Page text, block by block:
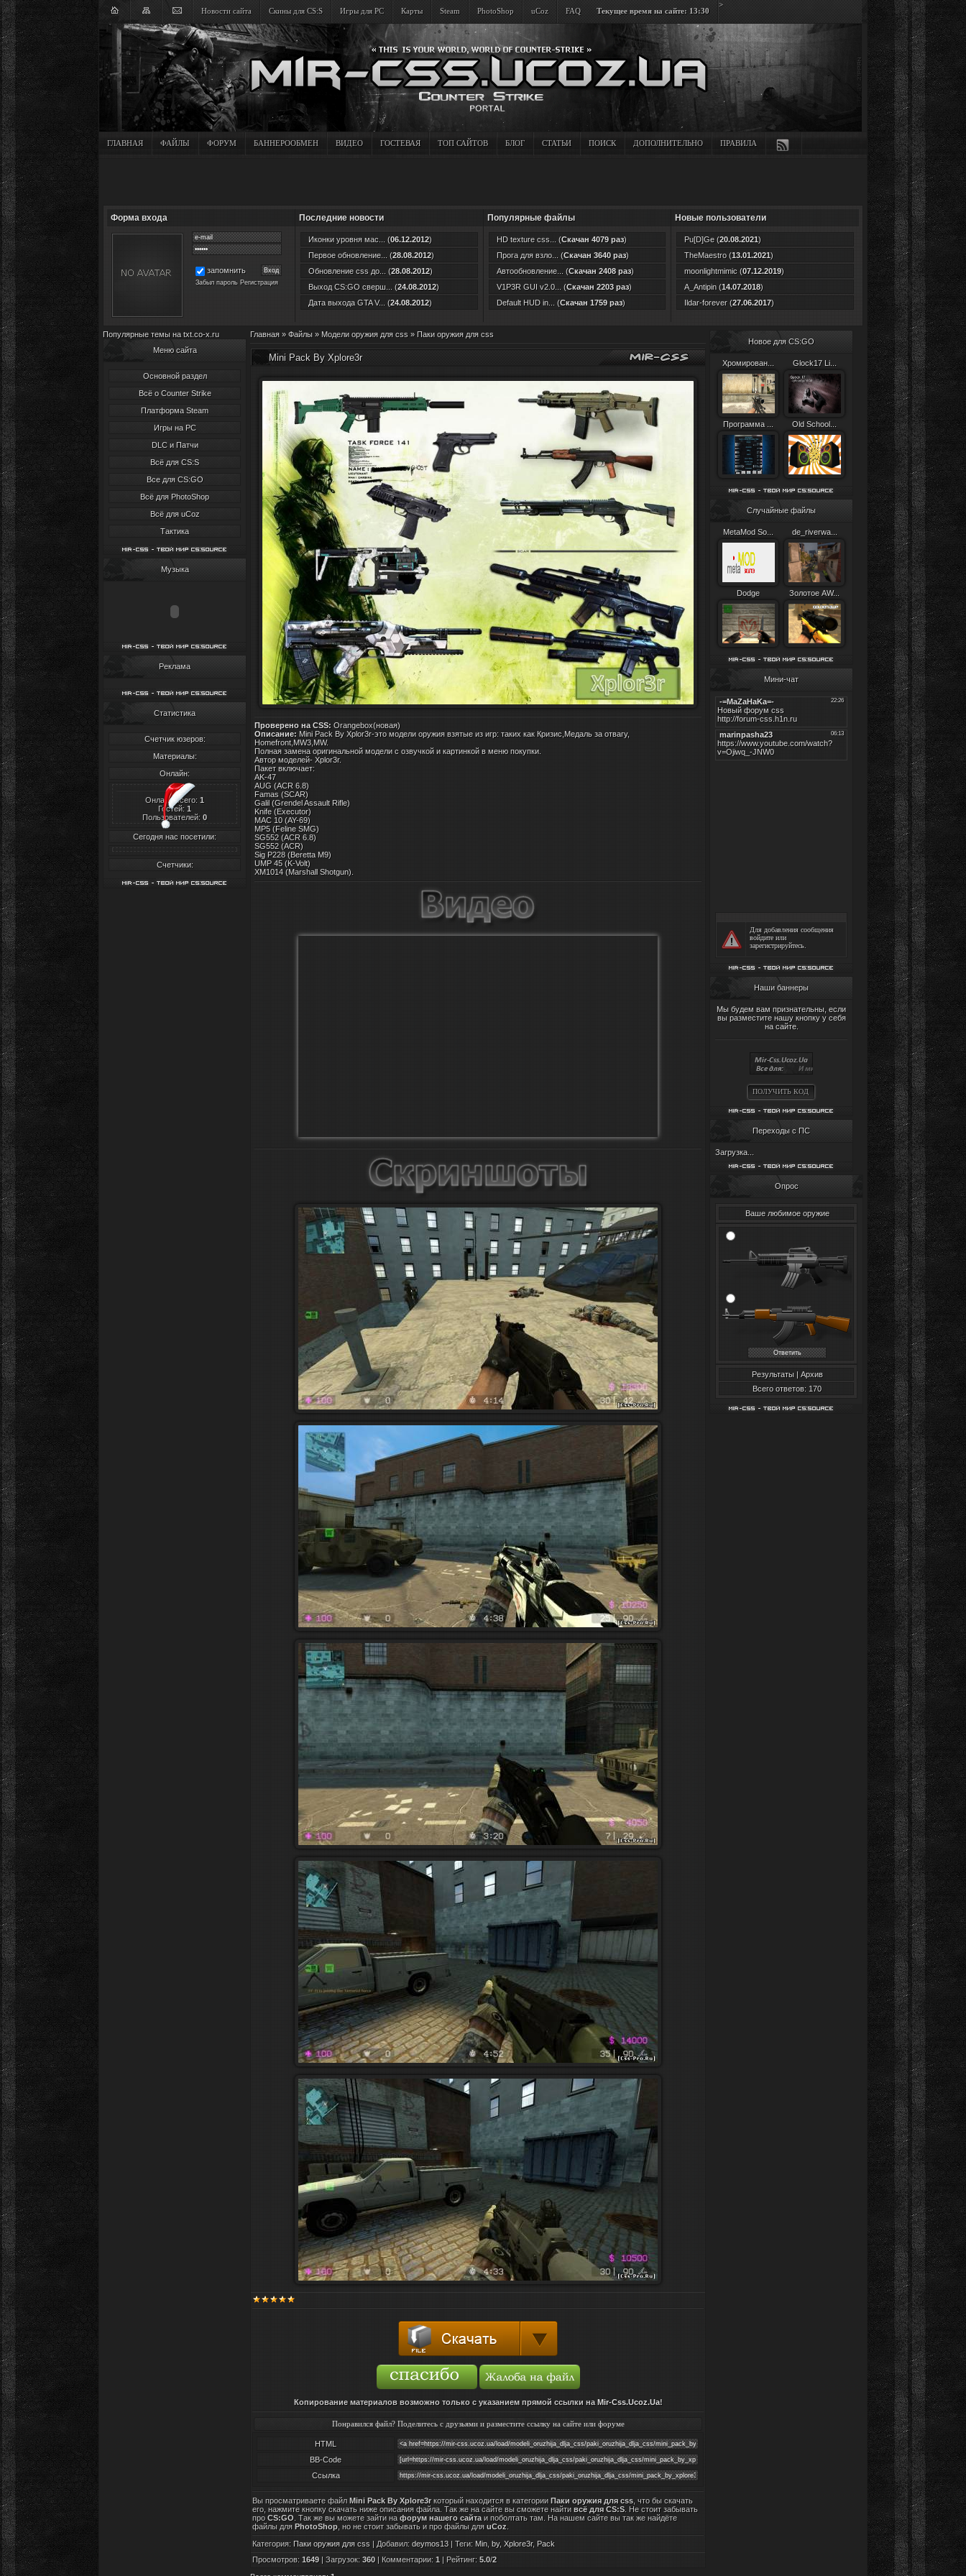
>
Новости сайта Скины для CS:S Игры для PC Карты Steam PhotoShop uCoz FAQ Текущее время на сайте: 13:30
ГЛАВНАЯ ФАЙЛЫ ФОРУМ БАННЕРООБМЕН ВИДЕО ГОСТЕВАЯ ТОП САЙТОВ БЛОГ СТАТЬИ ПОИСК ДОПОЛНИТЕЛЬНО ПРАВИЛА
Форма входа
запомнить
Забыл пароль Регистрация
Последние новости
Иконки уровня мас... (06.12.2012)
Первое обновление... (28.08.2012)
Обновление css до... (28.08.2012)
Выход CS:GO сверш... (24.08.2012)
Дата выхода GTA V... (24.08.2012)
Популярные файлы
HD texture css... (Скачан 4079 раз)
Прога для взло... (Скачан 3640 раз)
Автообновление... (Скачан 2408 раз)
V1P3R GUI v2.0... (Скачан 2203 раз)
Default HUD in... (Скачан 1759 раз)
Новые пользователи
Pu[D]Ge (20.08.2021)
TheMaestro (13.01.2021)
moonlightmimic (07.12.2019)
A_Antipin (14.07.2018)
Ildar-forever (27.06.2017)
Популярные темы на txt.co-x.ru
Меню сайта
Основной раздел
Всё о Counter Strike
Платформа Steam
Игры на PC
DLC и Патчи
Всё для CS:S
Все для CS:GO
Всё для PhotoShop
Всё для uCoz
Тактика
Музыка
Реклама
Статистика
Счетчик юзеров:
Материалы:
Онлайн:
Онлайн всего: 1
Гостей: 1
Пользователей: 0
Сегодня нас посетили:
Счетчики:
Главная » Файлы » Модели оружия для css » Паки оружия для css
Mini Pack By Xplore3r
Проверено на CSS: Orangebox(новая)
Описание: Mini Pack By Xplor3r-это модели оружия взятые из игр: таких как Кризис,Медаль за отвагу,
Homefront,MW3,MW.
Полная замена оригинальной модели с озвучкой и картинкой в меню покупки.
Автор моделей- Xplor3r.
Пакет включает:
AK-47
AUG (ACR 6.8)
Famas (SCAR)
Galil (Grendel Assault Rifle)
Knife (Executor)
MAC 10 (AY-69)
MP5 (Feline SMG)
SG552 (ACR 6.8)
SG552 (ACR)
Sig P228 (Beretta M9)
UMP 45 (K-Volt)
XM1014 (Marshall Shotgun).
Копирование материалов возможно только с указанием прямой ссылки на Mir-Css.Ucoz.Ua!
Понравился файл? Поделитесь с друзьями и разместите ссылку на сайте или форуме
HTML
BB-Code
Ссылка
Вы просматриваете файл Mini Pack By Xplore3rкоторый находится в категории Паки оружия для css , что бы скачать
его, нажмите кнопку скачать ниже описания файла. Так же на сайте вы сможете найти всё для CS:S. Не стоит забывать
про CS:GO . Так же вы можете зайти на форум нашего сайта и поболтать там. На нашем сайте вы так же найдёте
файлы для PhotoShop , но не стоит забывать и про файлы для uCoz
Категория: Паки оружия для css | Добавил: deymos13 | Теги: Min by, Xplore3r, Pack
Просмотров: 1649 | Загрузок: 360 | Комментарии: 1 | Рейтинг: 5.0/2
Новое для CS:GO
Хромирован... Glock17 Li...
Программа ... Old School...
Случайные файлы
MetaMod So... de_riverwa...
Dodge Золотое AW...
Мини-чат
Для добавления сообщения
войдите или
зарегистрируйтесь
Наши баннеры
Мы будем вам признательны, если
вы разместите нашу кнопку у себя
на сайте.
ПОЛУЧИТЬ КОД
Переходы с ПС
Загрузка...
Опрос
Ваше любимое оружие
Результаты| Архив
Всего ответов: 170